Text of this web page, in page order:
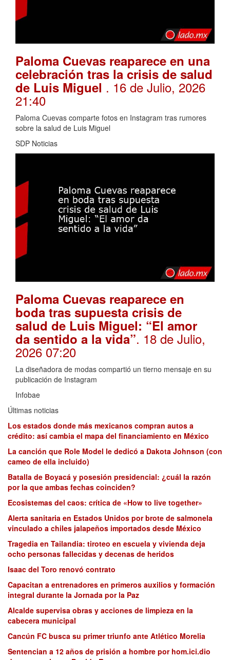
Paloma Cuevas reaparece en una
celebración tras la crisis de salud
de Luis Miguel . 16 de Julio, 2026
21:40
Paloma Cuevas comparte fotos en Instagram tras rumores
sobre la salud de Luis Miguel
SDP Noticias
Paloma Cuevas reaparece en
boda tras supuesta crisis de
salud de Luis Miguel: “El amor
da sentido a la vida”. 18 de Julio,
2026 07:20
La diseñadora de modas compartió un tierno mensaje en su
publicación de Instagram
Infobae
Últimas noticias
Los estados donde más mexicanos compran autos a
crédito: así cambia el mapa del financiamiento en México
La canción que Role Model le dedicó a Dakota Johnson (con
cameo de ella incluido)
Batalla de Boyacá y posesión presidencial: ¿cuál la razón
por la que ambas fechas coinciden?
Ecosistemas del caos: crítica de «How to live together»
Alerta sanitaria en Estados Unidos por brote de salmonela
vinculado a chiles jalapeños importados desde México
Tragedia en Tailandia: tiroteo en escuela y vivienda deja
ocho personas fallecidas y decenas de heridos
Isaac del Toro renovó contrato
Capacitan a entrenadores en primeros auxilios y formación
integral durante la Jornada por la Paz
Alcalde supervisa obras y acciones de limpieza en la
cabecera municipal
Cancún FC busca su primer triunfo ante Atlético Morelia
Sentencian a 12 años de prisión a hombre por hom.ici.dio